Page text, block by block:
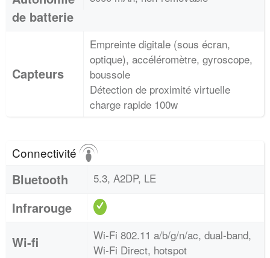
de batterie
Capteurs
Empreinte digitale (sous écran,
optique), accéléromètre, gyroscope,
boussole
Détection de proximité virtuelle
charge rapide 100w
Connectivité
Bluetooth 5.3, A2DP, LE
Infrarouge
Wi-fi
Wi-Fi 802.11 a/b/g/n/ac, dual-band,
Wi-Fi Direct, hotspot